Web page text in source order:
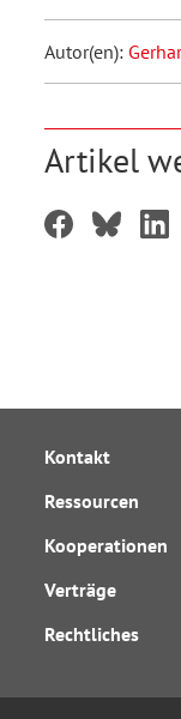
Autor(en):
Artikel
Kontakt
Ressourcen
Kooperationen
Verträge
Rechtliches